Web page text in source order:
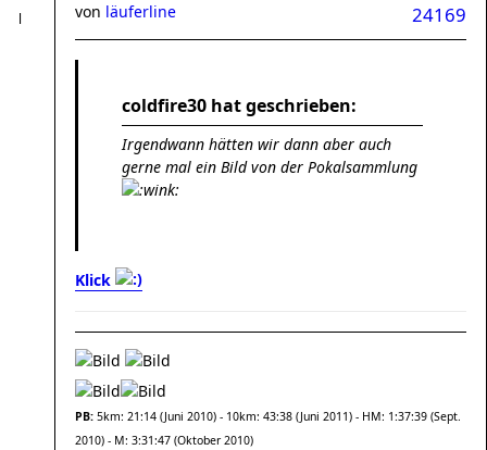
24169
von läuferline
coldfire30 hat geschrieben:
Irgendwann hätten wir dann aber auch
gerne mal ein Bild von der Pokalsammlung
Klick
PB: 5km: 21:14 (Juni 2010) - 10km: 43:38 (Juni 2011) - HM: 1:37:39 (Sept.
2010) - M: 3:31:47 (Oktober 2010)